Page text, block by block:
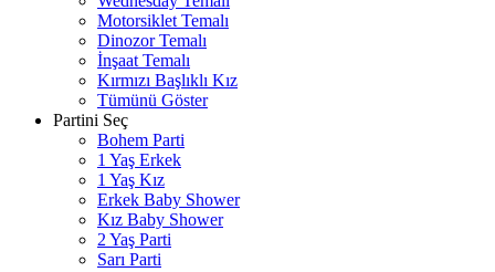
Motorsiklet Temalı
Dinozor Temalı
İnşaat Temalı
Kırmızı Başlıklı Kız
Tümünü Göster
Partini Seç
Bohem Parti
1 Yaş Erkek
1 Yaş Kız
Erkek Baby Shower
Kız Baby Shower
2 Yaş Parti
Sarı Parti